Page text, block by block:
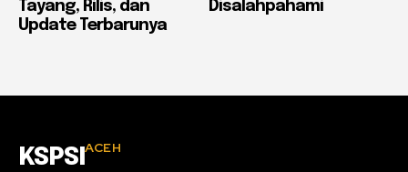
Tayang, Rilis, dan
Update Terbarunya
Disalahpahami
KSPSIACEH